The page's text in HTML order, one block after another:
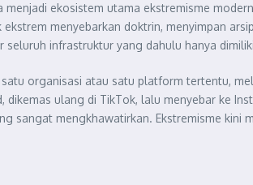
ekosistem utama ekstremisme
menyebarkan doktrin, menyimpan
seluruh infrastruktur yang dahulu hanya
organisasi atau satu platform tertentu,
dikemas ulang di TikTok, lalu menyebar ke
sangat mengkhawatirkan. Ekstremisme